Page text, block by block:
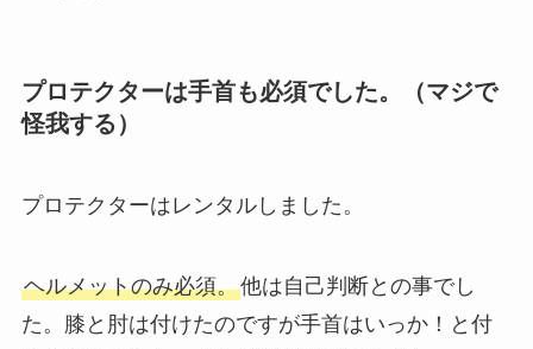
プロテクターは手首も必須でした。（マジで
怪我する）
プロテクターはレンタルしました。
ヘルメットのみ必須。他は自己判断との事でし
た。膝と肘は付けたのですが手首はいっか！と付